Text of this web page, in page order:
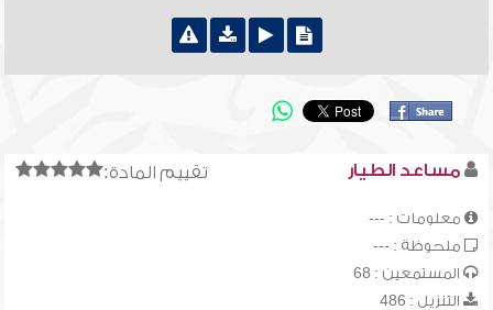
تقييم المادة: مساعد الطيار
معلومات : ---
ملحوظة : ---
المستمعين : 68
التنزيل : 486